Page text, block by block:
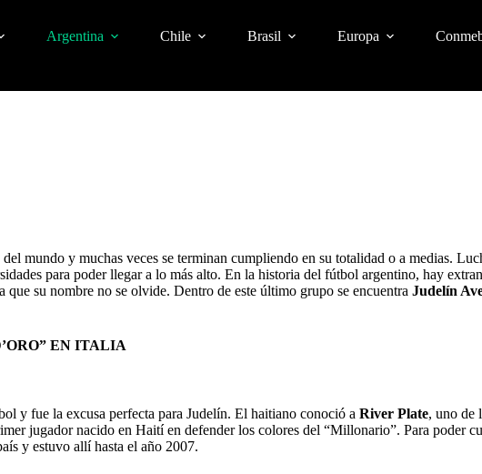
Argentina Chile Brasil Europa
mundo y muchas veces se terminan cumpliendo en su totalidad o a medias.
para poder llegar a lo más alto. En la historia del fútbol argentino, hay
su nombre no se olvide. Dentro de este último grupo se encuentra Judelín
EN ITALIA
y fue la excusa perfecta para Judelín. El haitiano conoció a River Plate, uno de
jugador nacido en Haití en defender los colores del “Millonario”. Para poder
y estuvo allí hasta el año 2007.